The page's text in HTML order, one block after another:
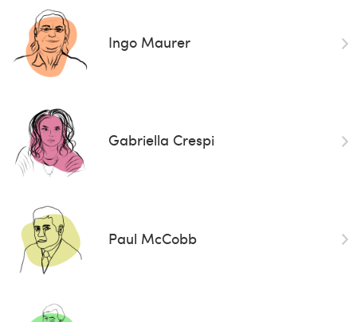
Ingo Maurer
Gabriella Crespi
Paul McCobb